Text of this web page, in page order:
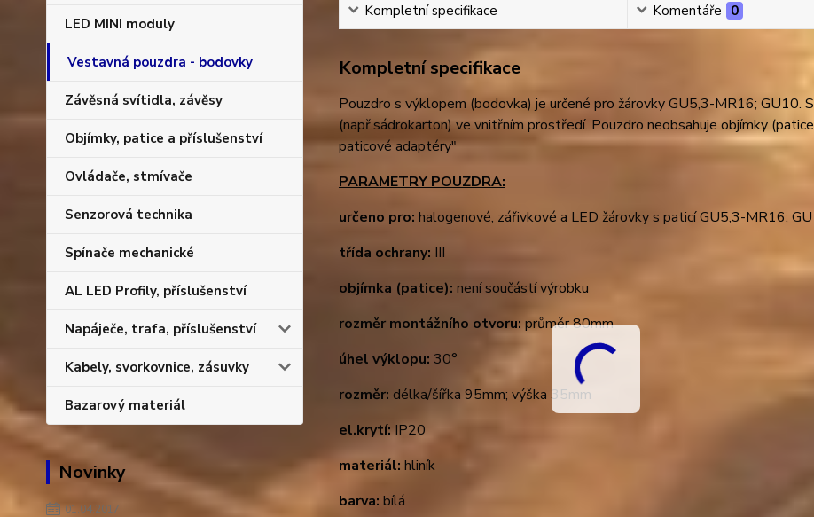
LED MINI moduly
Vestavná pouzdra - bodovky
Závěsná svítidla, závěsy
Objímky, patice a příslušenství
Ovládače, stmívače
Senzorová technika
Spínače mechanické
AL LED Profily, příslušenství
Napáječe, trafa, příslušenství
Kabely, svorkovnice, zásuvky
Bazarový materiál
Novinky
01.04.2017
Kompletní specifikace Komentáře 0
Kompletní specifikace
Pouzdro s výklopem (bodovka) je určené pro žárovky GU5,3-MR16; GU10.
(např.sádrokarton) ve vnitřním prostředí. Pouzdro neobsahuje objímky
paticové adaptéry"
PARAMETRY POUZDRA:
určeno pro: halogenové, zářivkové a LED žárovky s paticí GU5,3-MR16;
třída ochrany: III
objímka (patice): není součástí výrobku
rozměr montážního otvoru: průměr 80mm
úhel výklopu: 30°
rozměr: délka/šířka 95mm; výška 35mm
el.krytí:IP20
materiál: hliník
barva: bílá